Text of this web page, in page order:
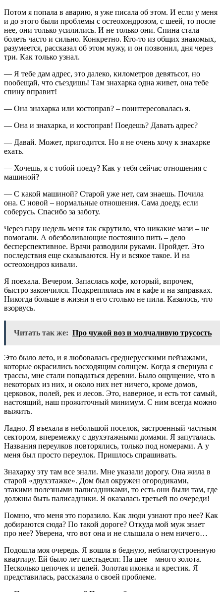
Потом я попала в аварию, я уже писала об этом. И если у меня
и до этого были проблемы с остеохондрозом, с шеей, то после
нее, они только усилились. И не только они. Спина стала
болеть часто и сильно. Конкретно. Кто-то из общих знакомых,
разумеется, рассказал об этом мужу, и он позвонил, дня через
три. Как только узнал.
— Я тебе дам адрес, это далеко, километров девятьсот, но
пообещай, что съездишь! Там знахарка одна живет, она тебе
спину вправит!
— Она знахарка или костоправ? – поинтересовалась я.
— Она и знахарка, и костоправ! Поедешь? Давать адрес?
— Давай. Может, пригодится. Но я не очень хочу к знахарке
ехать.
— Хочешь, я с тобой поеду? Как у тебя сейчас отношения с
машиной?
— С какой машиной? Старой уже нет, сам знаешь. Почила
она. С новой – нормальные отношения. Сама доеду, если
соберусь. Спасибо за заботу.
Через пару недель меня так скрутило, что никакие мази – не
помогали. А обезболивающие постоянно пить – дело
бесперспективное. Врачи разводили руками. Пройдет. Это
последствия еще сказываются. Ну и всякое такое. И на
остеохондроз кивали.
Я поехала. Вечером. Запаслась кофе, который, впрочем,
быстро закончился. Подкреплялась им в кафе и на заправках.
Никогда больше в жизни я его столько не пила. Казалось, что
взорвусь.
Читать так же: Про чужой воз и молчаливую трусость
Это было лето, и я любовалась среднерусскими пейзажами,
которые окрасились восходящим солнцем. Когда я свернула с
трассы, мне стали попадаться деревни. Было ощущение, что в
некоторых из них, и около них нет ничего, кроме домов,
церковок, полей, рек и лесов. Это, наверное, и есть тот самый,
настоящий, наш прожиточный минимум. С ним всегда можно
выжить.
Ладно. Я въехала в небольшой поселок, застроенный частным
сектором, вперемежку с двухэтажными домами. Я запуталась.
Названия переулков повторялись, только под номерами. А у
меня был просто переулок. Пришлось спрашивать.
Знахарку эту там все знали. Мне указали дорогу. Она жила в
старой «двухэтажке». Дом был окружен огородиками,
этакими полезными палисадниками, то есть они были там, где
должны быть палисадники. Я оказалась третьей по очереди!
Помню, что меня это поразило. Как люди узнают про нее? Как
добираются сюда? По такой дороге? Откуда мой муж знает
про нее? Уверена, что вот она и не слышала о нем ничего…
Подошла моя очередь. Я вошла в бедную, неблагоустроенную
квартиру. Ей было лет шестьдесят. На шее – много золота.
Несколько цепочек и цепей. Золотая иконка и крестик. Я
представилась, рассказала о своей проблеме.